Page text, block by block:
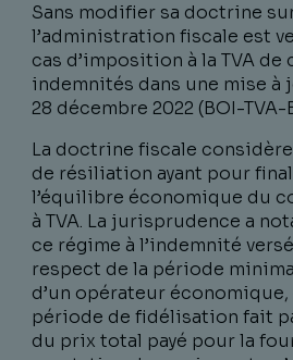
Sans modifier sa doctrine
l’administration fiscale est
cas d’imposition à la TVA de
indemnités dans une mise à
28 décembre 2022 (BOI-
La doctrine fiscale
de résiliation ayant pour
l’équilibre économique du
à TVA. La jurisprudence a
ce régime à l’indemnité
respect de la période
d’un opérateur
période de fidélisation fait
du prix total payé pour la